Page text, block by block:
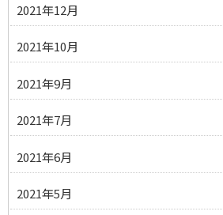
2021年12月
2021年10月
2021年9月
2021年7月
2021年6月
2021年5月